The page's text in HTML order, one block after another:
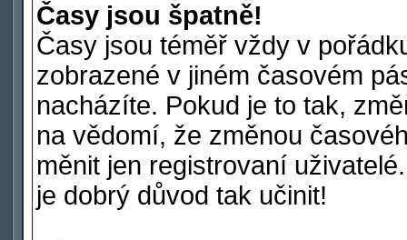
Časy jsou špatně!
Časy jsou téměř vždy v
zobrazené v jiném časovém
nacházíte. Pokud je to tak,
na vědomí, že změnou
měnit jen registrovaní
je dobrý důvod tak učinit!